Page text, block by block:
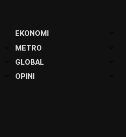
EKONOMI
METRO
GLOBAL
OPINI